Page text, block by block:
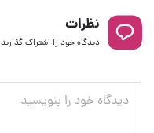
نظرات
دیدگاه خود را اشتراک گذارید